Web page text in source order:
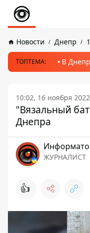
Новости Днепр
ТОПТЕМА: В
10:02, 16 ноября 2022
"Вязальный
Днепра
ЖУРНАЛИСТ
👍